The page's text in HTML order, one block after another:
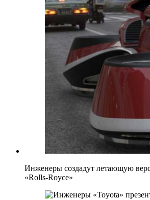
Инженеры создадут летающую
«Rolls-Royce»